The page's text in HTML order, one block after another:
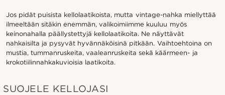
Jos pidät puisista kellolaatikoista, mutta vintage-nahka miellyttää
ilmeeltään sitäkin enemmän, valikoimiimme kuuluu myös
keinonahalla päällystettyjä kellolaatikoita. Ne näyttävät
nahkaisilta ja pysyvät hyvännäköisinä pitkään. Vaihtoehtoina on
mustia, tummanruskeita, vaaleanruskeita sekä käärmeen- ja
krokotiilinnahkakuvioisia laatikoita.
SUOJELE KELLOJASI